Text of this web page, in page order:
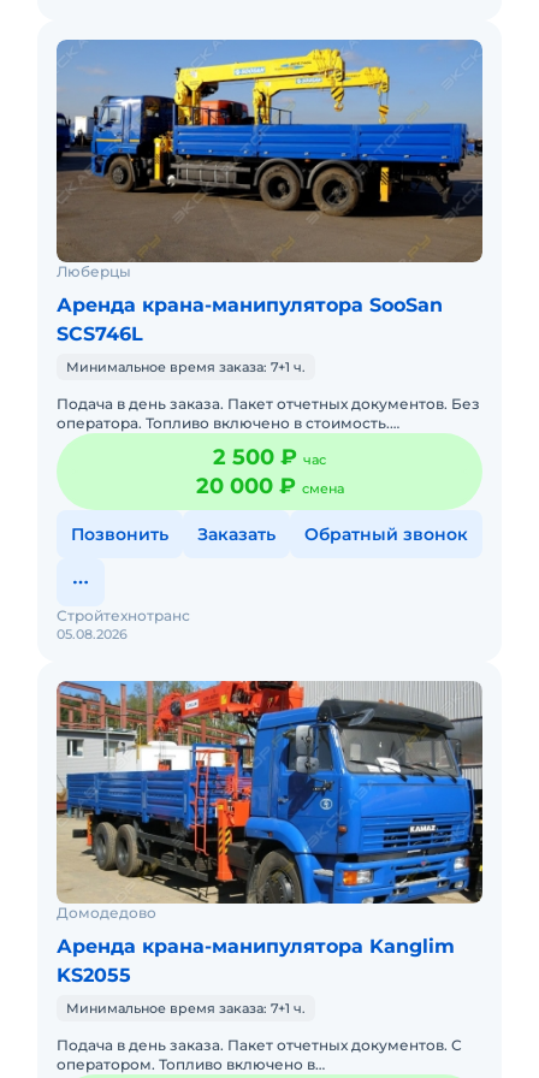
Люберцы
Аренда крана-манипулятора SooSan
SCS746L
Минимальное время заказа: 7+1 ч.
Подача в день заказа. Пакет отчетных документов. Без
оператора. Топливо включено в стоимость.
Долгосрочная аренда. Краткосрочная аренда. Техника
с малой наработ
2 500 ₽ час
20 000 ₽ смена
Позвонить Заказать Обратный звонок
05.08.2026
Стройтехнотранс
Домодедово
Аренда крана-манипулятора Kanglim
KS2055
Минимальное время заказа: 7+1 ч.
Подача в день заказа. Пакет отчетных документов. С
оператором. Топливо включено в